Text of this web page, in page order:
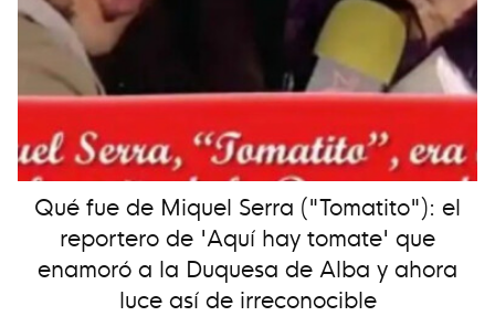
Qué fue de Miquel Serra ("Tomatito"): el
reportero de 'Aquí hay tomate' que
enamoró a la Duquesa de Alba y ahora
luce así de irreconocible